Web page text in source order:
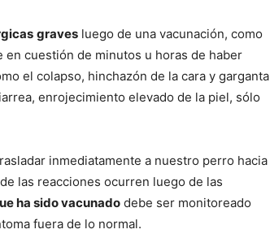
de
Perros
graves luego de una vacunación, como
en cuestión de minutos u horas de haber
el colapso, hinchazón de la cara y garganta
enrojecimiento elevado de la piel, sólo
inmediatamente a nuestro perro hacia
las reacciones ocurren luego de las
ha sido vacunado debe ser monitoreado
fuera de lo normal.